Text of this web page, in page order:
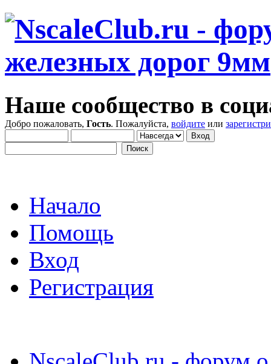
Наше сообщество в
Добро пожаловать, Гость. Пожалуйста, войдите или
Начало
Помощь
Вход
Регистрация